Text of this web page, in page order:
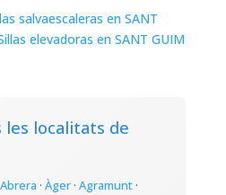
salvaescaleras en SANT
elevadoras en SANT GUIM
localitats de
Abrera · Àger· Agramunt·